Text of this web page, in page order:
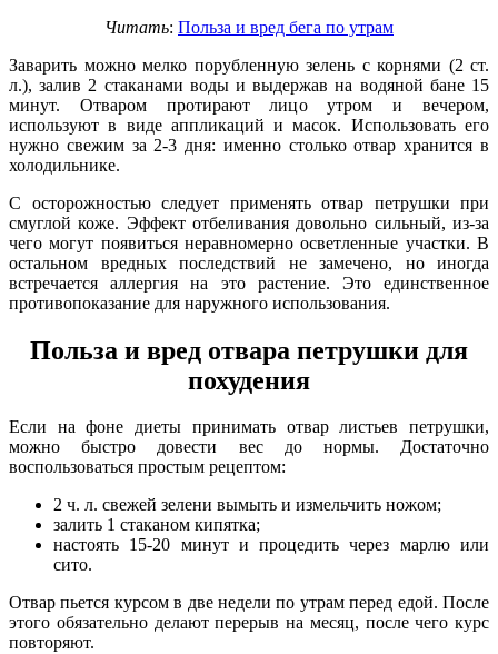
Читать: Польза и вред бега по утрам
Заварить можно мелко порубленную зелень с корнями (2 ст.
л.), залив 2 стаканами воды и выдержав на водяной бане 15
минут. Отваром протирают лицо утром и вечером,
используют в виде аппликаций и масок. Использовать его
нужно свежим за 2-3 дня: именно столько отвар хранится в
холодильнике.
С осторожностью следует применять отвар петрушки при
смуглой коже. Эффект отбеливания довольно сильный, из-за
чего могут появиться неравномерно осветленные участки. В
остальном вредных последствий не замечено, но иногда
встречается аллергия на это растение. Это единственное
противопоказание для наружного использования.
Польза и вред отвара петрушки для
похудения
Если на фоне диеты принимать отвар листьев петрушки,
можно быстро довести вес до нормы. Достаточно
воспользоваться простым рецептом:
2 ч. л. свежей зелени вымыть и измельчить ножом;
залить 1 стаканом кипятка;
настоять 15-20 минут и процедить через марлю или
сито.
Отвар пьется курсом в две недели по утрам перед едой. После
этого обязательно делают перерыв на месяц, после чего курс
повторяют.